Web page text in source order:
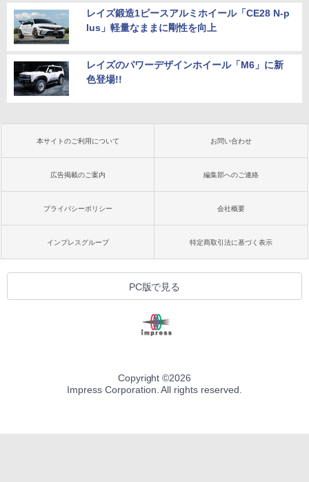
レイズ鍛造1ピースアルミホイール「CE28 N-p
lus」軽量なままに剛性を向上
レイズのパワーデザインホイール「M6」に新
色登場!!
本サイトのご利用について お問い合わせ
広告掲載のご案内 編集部へのご連絡
プライバシーポリシー 会社概要
インプレスグループ 特定商取引法に基づく表示
PC版で見る
Copyright ©2026
Impress Corporation. All rights reserved.